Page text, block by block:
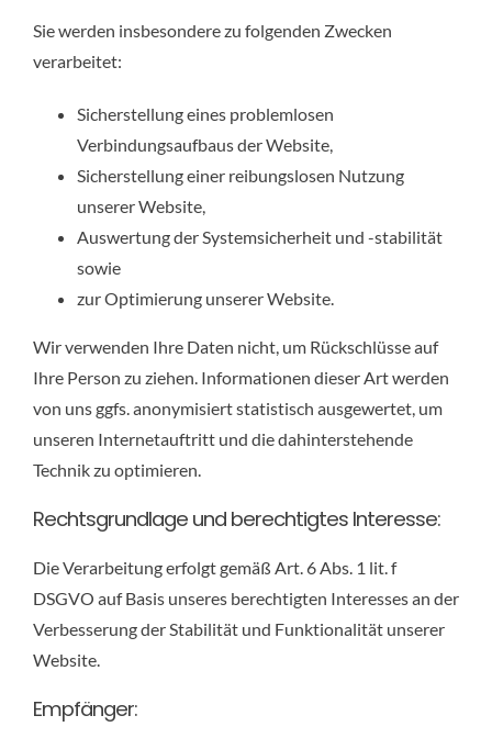
Sie werden insbesondere zu folgenden Zwecken
verarbeitet:
Sicherstellung eines problemlosen
Verbindungsaufbaus der Website,
Sicherstellung einer reibungslosen Nutzung
unserer Website,
Auswertung der Systemsicherheit und -stabilität
sowie
zur Optimierung unserer Website.
Wir verwenden Ihre Daten nicht, um Rückschlüsse auf
Ihre Person zu ziehen. Informationen dieser Art werden
von uns ggfs. anonymisiert statistisch ausgewertet, um
unseren Internetauftritt und die dahinterstehende
Technik zu optimieren.
Rechtsgrundlage und berechtigtes Interesse:
Die Verarbeitung erfolgt gemäß Art. 6 Abs. 1 lit. f
DSGVO auf Basis unseres berechtigten Interesses an der
Verbesserung der Stabilität und Funktionalität unserer
Website.
Empfänger: